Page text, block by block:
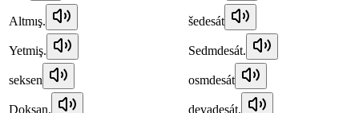
Altmış. šedesát
Yetmiş. Sedmdesát.
seksen osmdesát
Doksan. devadesát.